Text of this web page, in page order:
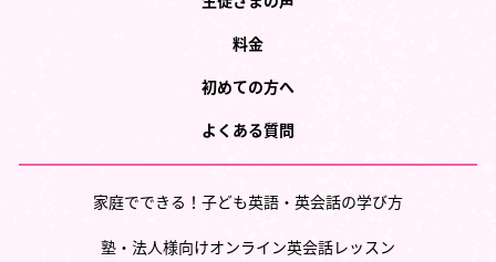
料金
初めての方へ
よくある質問
家庭でできる！子ども英語・英会話の学び方
塾・法人様向けオンライン英会話レッスン